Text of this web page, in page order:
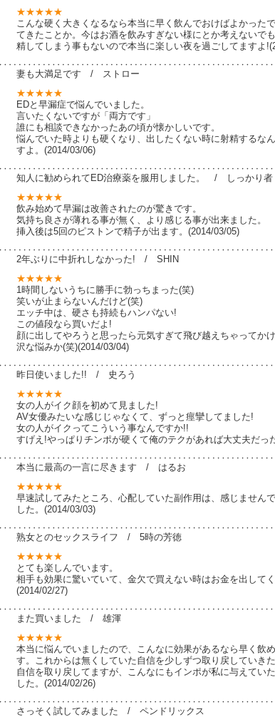
★★★★★
こんな硬く大きくなるなら本当に早く飲んでおけばよかった
てきたことか。今はお酒を飲みすぎない様にとか考えないで
精してしまう事もないので本当に楽しい夜を過ごしてますよ
妻も大満足です / ストロー
★★★★★
EDと早漏症で悩んでいました。
言いたくないですが「両方です」
誰にも相談できなかったあの頃が懐かしいです。
悩んでいた時よりも硬くなり、出したくない時に射精するな
すよ。(2014/03/06)
知人に勧められてED治療薬を服用しました。 / しっかり者
★★★★★
飲み始めて早漏は改善されたのが驚きです。
気持ち良さが薄れる事が無く、より感じる事が出来ました。
挿入後は5回のピストンで精子が出ます。(2014/03/05)
2年ぶりに中折れしなかった! / SHIN
★★★★★
1時間しないうちに勝手に勃っちまった(笑)
笑いが止まらないんだけど(笑)
エッチ中は、硬さも持続もハンパない!
この値段なら買いだよ!
顔に出してやろうと思ったら元気すぎて飛び越えちゃってか
沢な悩みか(笑)(2014/03/04)
昨日使いました!! / 史ろう
★★★★★
女の人がイク顔を初めて見ました!
AV女優みたいな感じじゃなくて、ずっと痙攣してました!
女の人がイクってこういう事なんですか!!
すげえ!やっぱりチンポが硬くて俺のテクがあれば大丈夫だっ
本当に最高の一言に尽きます / はるお
★★★★★
早速試してみたところ、心配していた副作用は、感じません
した。(2014/03/03)
熟女とのセックスライフ / 5時の芳徳
★★★★★
とても楽しんでいます。
相手も効果に驚いていて、金欠で買えない時はお金を出して
(2014/02/27)
また買いました / 雄渾
★★★★★
本当に悩んでいましたので、こんなに効果があるなら早く飲
す。これからは無くしていた自信を少しずつ取り戻していき
自信を取り戻してますが、こんなにもインポが私に与えてい
した。(2014/02/26)
さっそく試してみました / ペンドリックス